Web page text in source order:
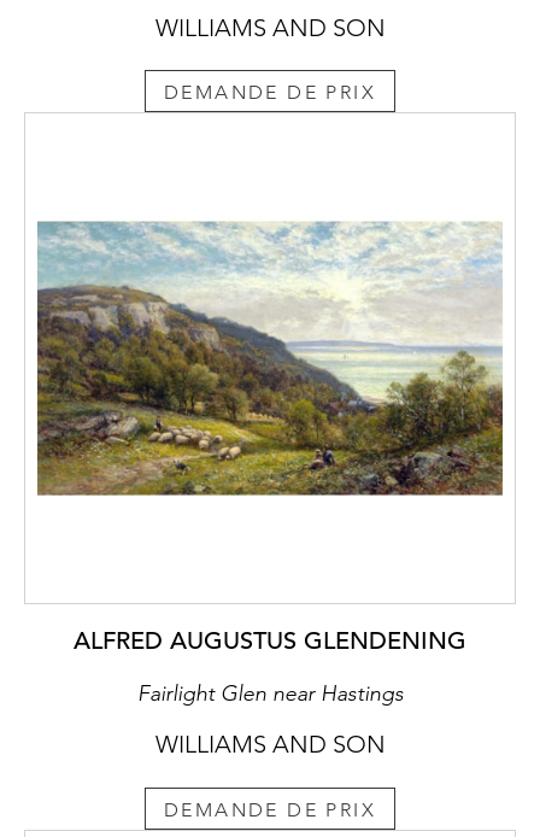
WILLIAMS AND SON
DEMANDE DE PRIX
ALFRED AUGUSTUS GLENDENING
Fairlight Glen near Hastings
WILLIAMS AND SON
DEMANDE DE PRIX